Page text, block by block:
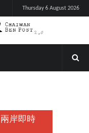
Thursday 6 August 2026
兩岸即時